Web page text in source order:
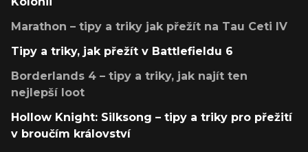
Marathon – tipy a triky jak přežít na Tau Ceti IV
Tipy a triky, jak přežít v Battlefieldu 6
Borderlands 4 – tipy a triky, jak najít ten
nejlepší loot
Hollow Knight: Silksong – tipy a triky pro přežití
v broučím království